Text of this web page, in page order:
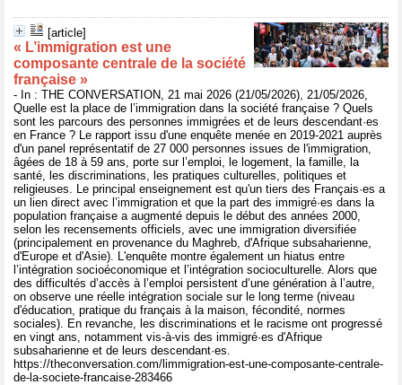
[article]
« L’immigration est une
composante centrale de la société
française »
- In : THE CONVERSATION, 21 mai 2026 (21/05/2026), 21/05/2026,
Quelle est la place de l’immigration dans la société française ? Quels
sont les parcours des personnes immigrées et de leurs descendant·es
en France ? Le rapport issu d'une enquête menée en 2019-2021 auprès
d'un panel représentatif de 27 000 personnes issues de l'immigration,
âgées de 18 à 59 ans, porte sur l’emploi, le logement, la famille, la
santé, les discriminations, les pratiques culturelles, politiques et
religieuses. Le principal enseignement est qu'un tiers des Français·es a
un lien direct avec l’immigration et que la part des immigré·es dans la
population française a augmenté depuis le début des années 2000,
selon les recensements officiels, avec une immigration diversifiée
(principalement en provenance du Maghreb, d'Afrique subsaharienne,
d'Europe et d'Asie). L'enquête montre également un hiatus entre
l’intégration socioéconomique et l’intégration socioculturelle. Alors que
des difficultés d’accès à l’emploi persistent d’une génération à l’autre,
on observe une réelle intégration sociale sur le long terme (niveau
d'éducation, pratique du français à la maison, fécondité, normes
sociales). En revanche, les discriminations et le racisme ont progressé
en vingt ans, notamment vis-à-vis des immigré·es d'Afrique
subsaharienne et de leurs descendant·es.
https://theconversation.com/limmigration-est-une-composante-centrale-
de-la-societe-francaise-283466